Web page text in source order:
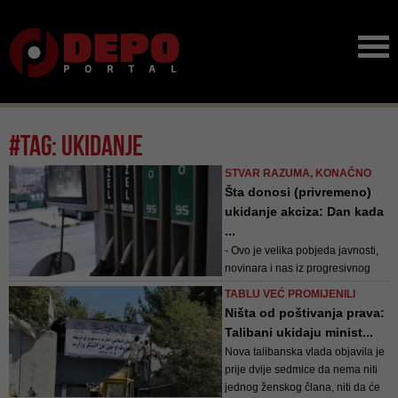
#tag: ukidanje
STVAR RAZUMA, KONAČNO
Šta donosi (privremeno)
ukidanje akciza: Dan kada
...
- Ovo je velika pobjeda javnosti,
novinara i nas iz progresivnog
dijela struke koji smo aktivno
bh. ekonomista Faruk Hadžić
TABLU VEĆ PROMIJENILI
Ništa od poštivanja prava:
Talibani ukidaju minist...
Nova talibanska vlada objavila je
prije dvije sedmice da nema niti
jednog ženskog člana, niti da će